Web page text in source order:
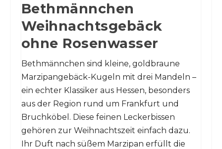
Bethmännchen
Weihnachtsgebäck
ohne Rosenwasser
Bethmännchen sind kleine, goldbraune
Marzipangebäck-Kugeln mit drei Mandeln –
ein echter Klassiker aus Hessen, besonders
aus der Region rund um Frankfurt und
Bruchköbel. Diese feinen Leckerbissen
gehören zur Weihnachtszeit einfach dazu.
Ihr Duft nach süßem Marzipan erfüllt die